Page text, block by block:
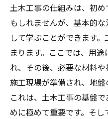
土木工事の仕組みは、初
もしれませんが、基本的
して学ぶことができます
まります。ここでは、用
れ、その後、必要な材料や
施工現場が準備され、地盤
これは、土木工事の基盤
めに極めて重要です。そ